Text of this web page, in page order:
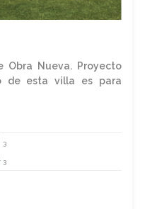
Obra Nueva. Proyecto
de esta villa es para
3
3